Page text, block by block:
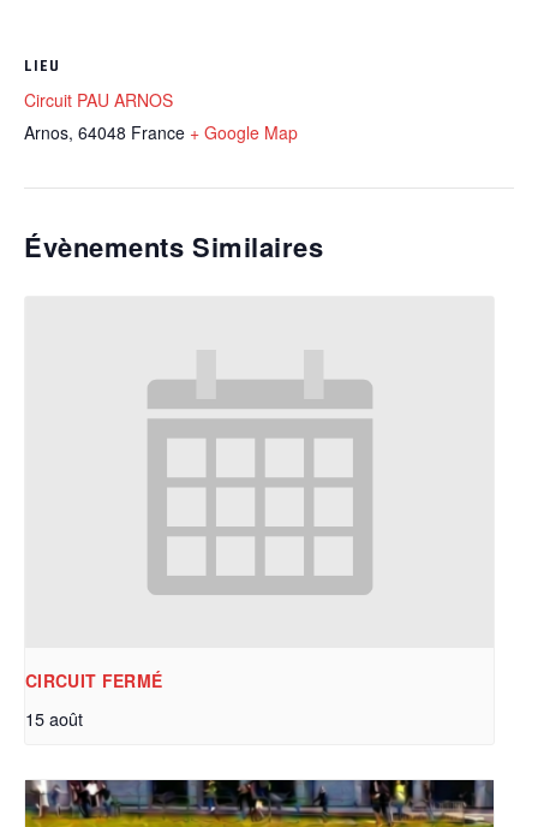
LIEU
Circuit PAU ARNOS
Arnos, 64048 France + Google Map
Évènements Similaires
CIRCUIT FERMÉ
15 août